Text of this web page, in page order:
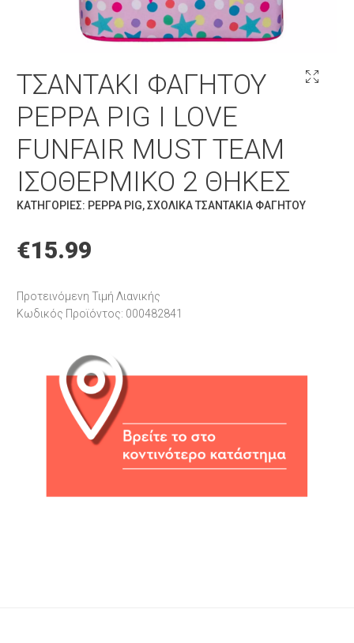
ΤΣΑΝΤΆΚΙ ΦΑΓΗΤΟΎ
PEPPA PIG I LOVE
FUNFAIR MUST TEAM
ΙΣΟΘΕΡΜΙΚΌ 2 ΘΉΚΕΣ
ΚΑΤΗΓΟΡΊΕΣ: PEPPA PIG,ΣΧΟΛΙΚΆ ΤΣΑΝΤΆΚΙΑ ΦΑΓΗΤΟΎ
€15.99
Προτεινόμενη Τιμή Λιανικής
Κωδικός Προϊόντος: 000482841